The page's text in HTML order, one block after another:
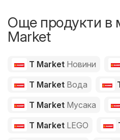
Още продукти в
Market
T Market Новини
T Market Вода
T Market Мусака
T Market LEGO